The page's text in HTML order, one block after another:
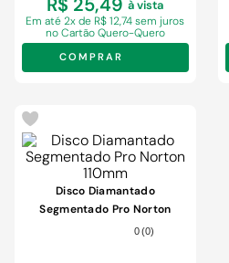
R$ 25,49 à vista
Ematé 2x de R$ 12,74 sem juros
no Cartão Quero-Quero
COMPRAR
Disco Diamantado
Segmentado Pro Norton
0 (0)